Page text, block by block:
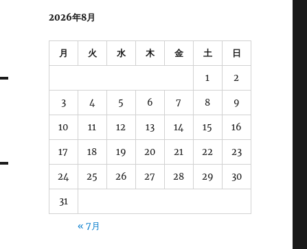
2026年8月
月 火 水 木 金 土 日
1 2
3 4 5 6 7 8 9
10 11 12 13 14 15 16
17 18 19 20 21 22 23
24 25 26 27 28 29 30
31
« 7月